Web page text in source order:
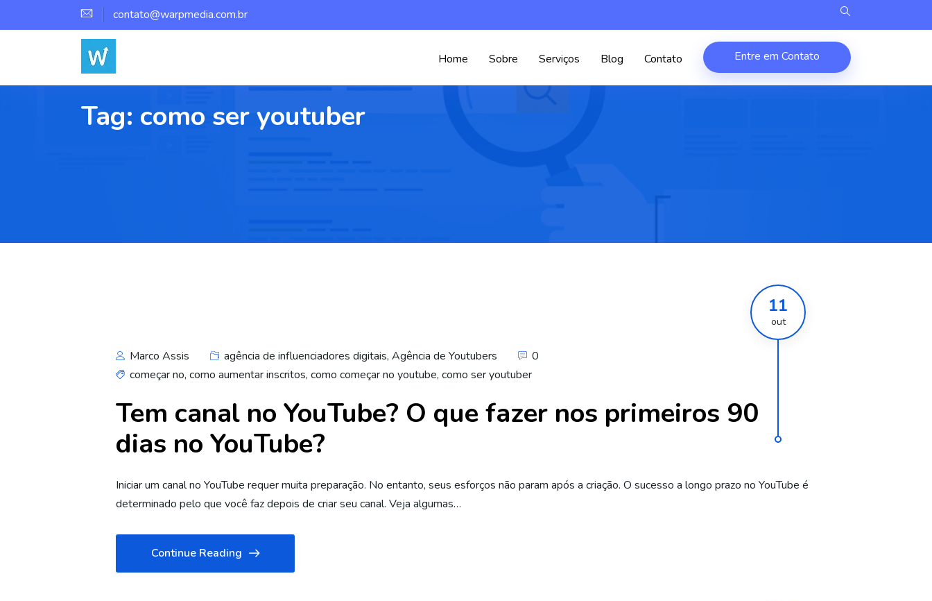
contato@warpmedia.com.br
Home Sobre Serviços Blog Contato Entre em Contato
Tag: como ser youtuber
Marco Assis agência de influenciadores digitais, Agência de Youtubers 0
11
out
começar no, como aumentar inscritos, como começar no youtube, como ser youtuber
Tem canal no YouTube? O que fazer nos primeiros 90
dias no YouTube?
Iniciar um canal no YouTube requer muita preparação. No entanto, seus esforços não param após a criação. O sucesso a longo prazo no YouTube é
determinado pelo que você faz depois de criar seu canal. Veja algumas…
Continue Reading